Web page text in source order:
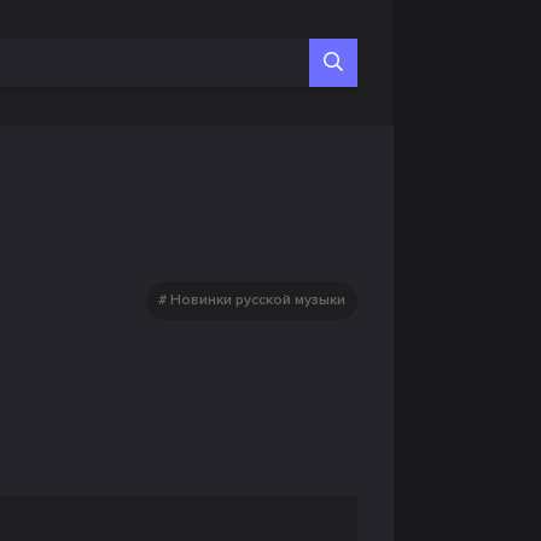
Новинки русской музыки